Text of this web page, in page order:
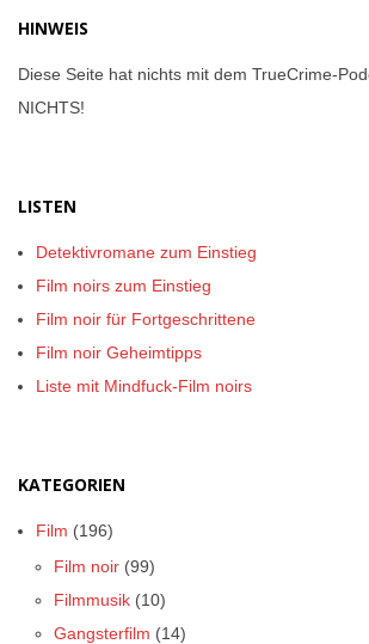
HINWEIS
Diese Seite hat nichts mit dem TrueCrime-
NICHTS!
LISTEN
Detektivromane zum Einstieg
Film noirs zum Einstieg
Film noir für Fortgeschrittene
Film noir Geheimtipps
Liste mit Mindfuck-Film noirs
KATEGORIEN
Film (196)
Film noir (99)
Filmmusik (10)
Gangsterfilm (14)